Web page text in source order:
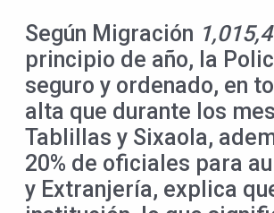
Según Migración
principio de año, la
seguro y ordenado, en
alta que durante los
Tablillas y Sixaola,
20% de oficiales para
y Extranjería, explica